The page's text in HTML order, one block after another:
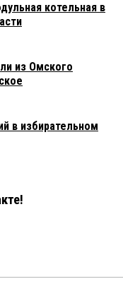
котельная в
из Омского
в избирательном